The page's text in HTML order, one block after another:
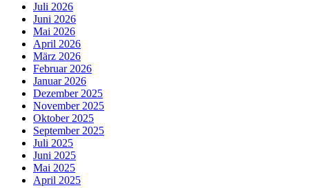
Juli 2026
Juni 2026
Mai 2026
April 2026
März 2026
Februar 2026
Januar 2026
Dezember 2025
November 2025
Oktober 2025
September 2025
Juli 2025
Juni 2025
Mai 2025
April 2025